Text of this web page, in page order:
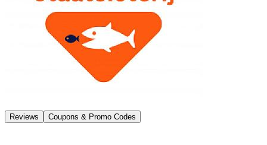
Reviews Coupons & Promo Codes